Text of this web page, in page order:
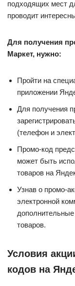
подходящих мест
проводит
Для получения
Маркет, нужно:
Пройти на
приложении
Для получения
(телефон и
Промо-код
может быть
товаров на
Узнав о промо-
электронной
товаров.
Условия
кодов на